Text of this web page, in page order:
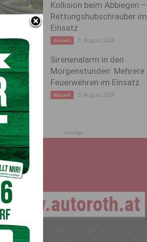
Kollision beim Abbiegen –
Rettungshubschrauber im
Einsatz
Aktuell 3. August 2026
Sirenenalarm in den
Morgenstunden: Mehrere
Feuerwehren im Einsatz
Aktuell 3. August 2026
Anzeige